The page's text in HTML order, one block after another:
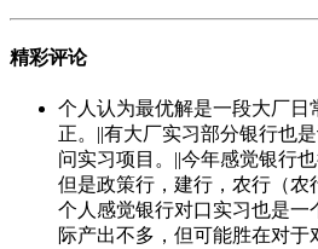
精彩评论
个人认为最优解是一段大厂日
正。||有大厂实习部分银行也
问实习项目。||今年感觉银行
但是政策行，建行，农行（农
个人感觉银行对口实习也是一
际产出不多，但可能胜在对于